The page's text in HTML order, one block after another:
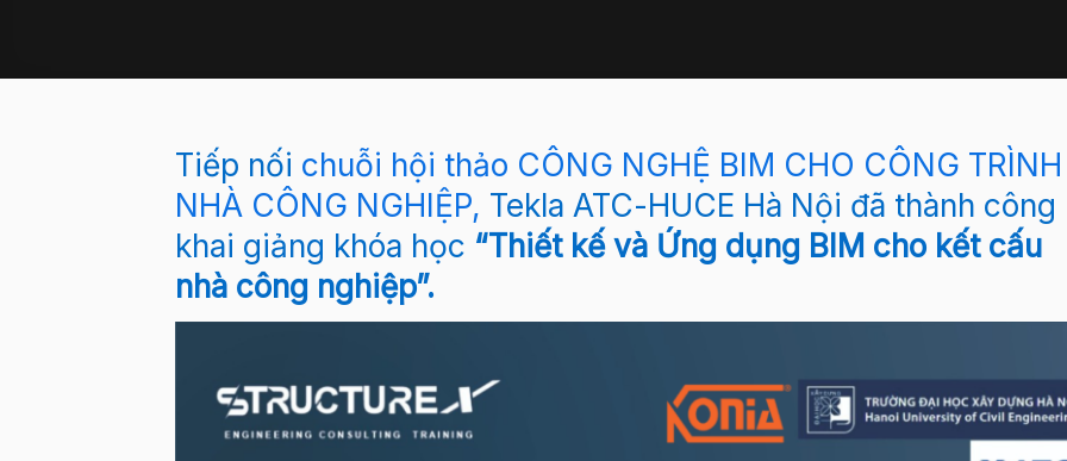
Tiếp nối chuỗi hội thảo CÔNG NGHỆ BIM CHO CÔNG TRÌNH
NHÀ CÔNG NGHIỆP, Tekla ATC-HUCE Hà Nội đã thành công
khai giảng khóa học “Thiết kế và Ứng dụng BIM cho kết cấu
nhà công nghiệp”.